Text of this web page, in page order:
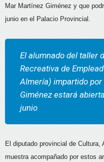
Mar Martínez Giménez y que
junio en el Palacio Provincial.
El alumnado del taller
Recreativa de
Almería) impartido
Giménez estará
junio
El diputado provincial de
muestra acompañado por estos